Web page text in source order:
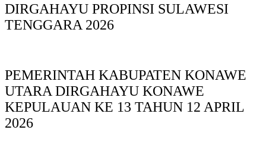
DIRGAHAYU PROPINSI SULAWESI
TENGGARA 2026
PEMERINTAH KABUPATEN KONAWE
UTARA DIRGAHAYU KONAWE
KEPULAUAN KE 13 TAHUN 12 APRIL
2026